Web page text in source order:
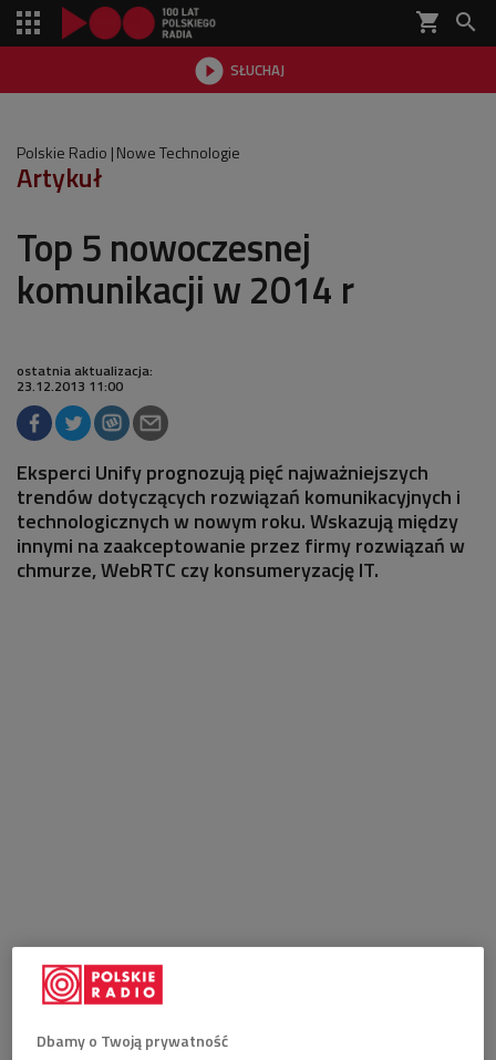
shopping_cart 
 SŁUCHAJ

Polskie Radio Nowe Technologie
Artykuł
Top 5 nowoczesnej
komunikacji w 2014 r
ostatnia aktualizacja:
23.12.2013 11:00
Eksperci Unify prognozują pięć najważniejszych
trendów dotyczących rozwiązań komunikacyjnych i
technologicznych w nowym roku. Wskazują między
innymi na zaakceptowanie przez firmy rozwiązań w
chmurze, WebRTC czy konsumeryzację IT.
Dbamy o Twoją prywatność